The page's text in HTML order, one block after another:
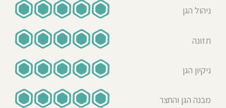
ניהול הגן
תזונה
ניקיון הגן
מבנה הגן והחצר